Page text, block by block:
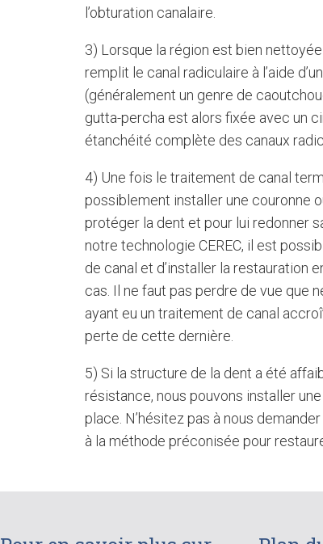
l’obturation canalaire.
3) Lorsque la région est bien
remplit le canal radiculaire à l’aide
(généralement un genre de
gutta-percha est alors fixée avec un
étanchéité complète des canaux
4) Une fois le traitement de canal
possiblement installer une couronne
protéger la dent et pour lui redonner
notre technologie CEREC, il est
de canal et d’installer la restauration
cas. Il ne faut pas perdre de vue que
ayant eu un traitement de canal
perte de cette dernière.
5) Si la structure de la dent a été
résistance, nous pouvons installer
place. N’hésitez pas à nous
à la méthode préconisée pour